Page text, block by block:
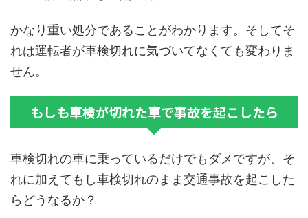
かなり重い処分であることがわかります。そしてそ
れは運転者が車検切れに気づいてなくても変わりま
せん。
もしも車検が切れた車で事故を起こしたら
車検切れの車に乗っているだけでもダメですが、そ
れに加えてもし車検切れのまま交通事故を起こした
らどうなるか？